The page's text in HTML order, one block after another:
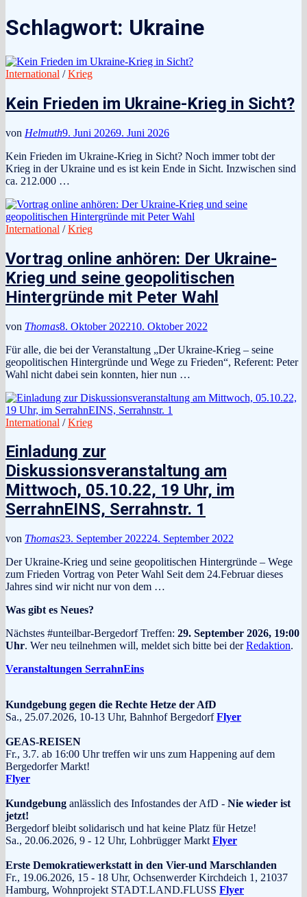
Schlagwort: Ukraine
International /Krieg
Kein Frieden im Ukraine-Krieg in Sicht?
von Helmuth9. Juni 20269. Juni 2026
Kein Frieden im Ukraine-Krieg in Sicht? Noch immer tobt der
Krieg in der Ukraine und es ist kein Ende in Sicht. Inzwischen sind
ca. 212.000 …
International /Krieg
Vortrag online anhören: Der Ukraine-
Krieg und seine geopolitischen
Hintergründe mit Peter Wahl
von Thomas8. Oktober 202210. Oktober 2022
Für alle, die bei der Veranstaltung „Der Ukraine-Krieg – seine
geopolitischen Hintergründe und Wege zu Frieden“, Referent: Peter
Wahl nicht dabei sein konnten, hier nun …
International /Krieg
Einladung zur
Diskussionsveranstaltung am
Mittwoch, 05.10.22, 19 Uhr, im
SerrahnEINS, Serrahnstr. 1
von Thomas23. September 202224. September 2022
Der Ukraine-Krieg und seine geopolitischen Hintergründe – Wege
zum Frieden Vortrag von Peter Wahl Seit dem 24.Februar dieses
Jahres sind wir nicht nur von dem …
Was gibt es Neues?
Nächstes #unteilbar-Bergedorf Treffen: 29. September 2026, 19:00
Uhr. Wer neu teilnehmen will, meldet sich bitte bei derRedaktion.
Veranstaltungen SerrahnEins
Kundgebung gegen die Rechte Hetze der AfD
Sa., 25.07.2026, 10-13 Uhr, Bahnhof BergedorfFlyer
GEAS-REISEN
Fr., 3.7. ab 16:00 Uhr treffen wir uns zum Happening auf dem
Bergedorfer Markt!
Flyer
Kundgebung anlässlich des Infostandes der AfD - Nie wieder ist
jetzt!
Bergedorf bleibt solidarisch und hat keine Platz für Hetze!
Sa., 20.06.2026, 9 - 12 Uhr, Lohbrügger Markt Flyer
Erste Demokratiewerkstatt in den Vier-und Marschlanden
Fr., 19.06.2026, 15 - 18 Uhr, Ochsenwerder Kirchdeich 1, 21037
Hamburg, Wohnprojekt STADT.LAND.FLUSS Flyer